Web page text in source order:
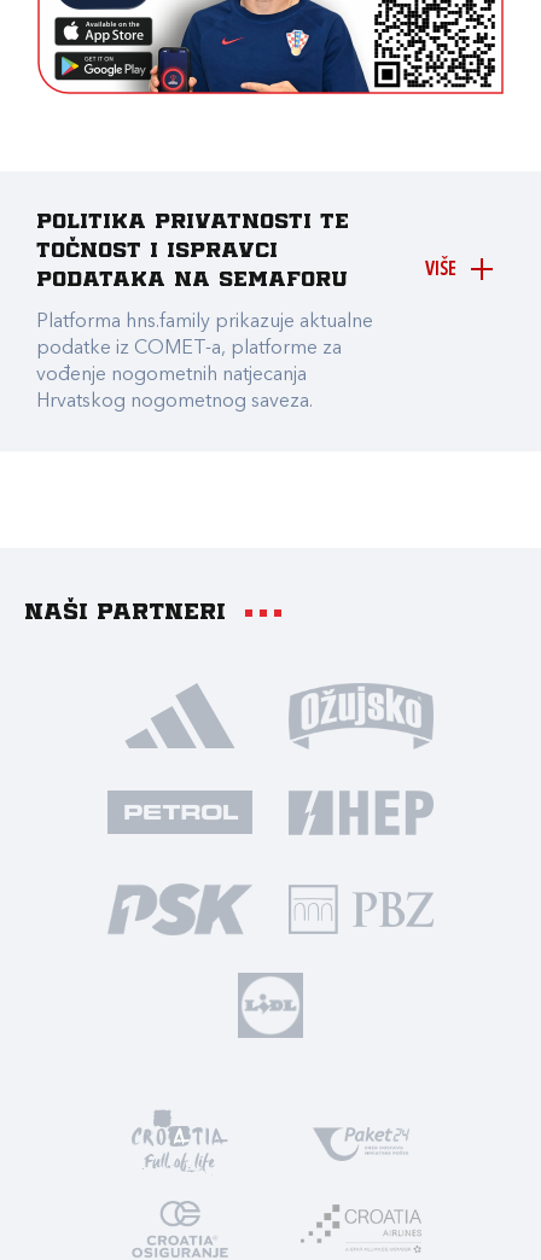
VIŠE
Politika privatnosti te
točnost i ispravci
podataka na Semaforu
Platforma hns.family prikazuje aktualne
podatke iz COMET-a, platforme za
vođenje nogometnih natjecanja
Hrvatskog nogometnog saveza.
Naši partneri